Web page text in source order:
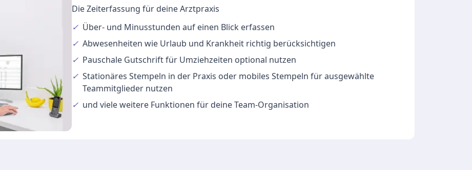
Die Zeiterfassung für deine Arztpraxis
✓ Über- und Minusstunden auf einen Blick erfassen
✓ Abwesenheitenwie Urlaub und Krankheit richtig berücksichtigen
✓ Pauschale Gutschriftfür Umziehzeiten optional nutzen
✓ Stationäres Stempeln in der Praxis oder mobiles Stempeln für ausgewählte
Teammitglieder nutzen
✓ und vieleweitere Funktionenfür deine Team-Organisation